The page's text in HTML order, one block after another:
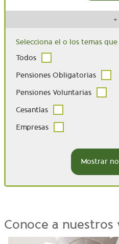
Selecciona el o los temas
Todos
Pensiones Obligatorias
Pensiones Voluntarias
Cesantías
Empresas
Mostrar
Conoce a nuestros